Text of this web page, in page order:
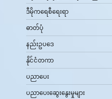
ဒီမိုကရေစီရေးရာ
ဓာတ်ပုံ
နည်းဥပဒေ
နိုင်ငံတကာ
ပညာပေး
ပညာပေးဆွေးနွေးမှုများ